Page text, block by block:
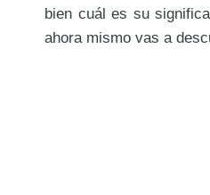
bien cuál es su
ahora mismo vas a